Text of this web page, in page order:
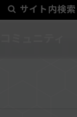
サイト内検索